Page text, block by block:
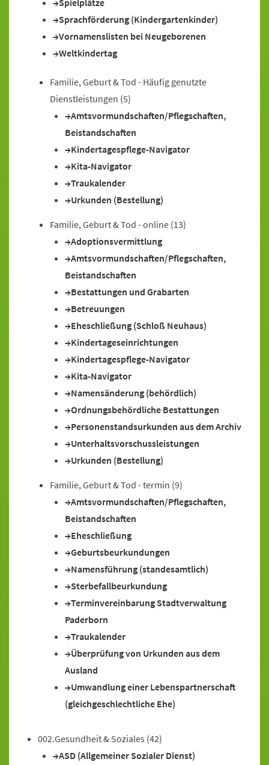
Spielplätze
Sprachförderung (Kindergartenkinder)
Vornamenslisten bei Neugeborenen
Weltkindertag
Familie, Geburt & Tod - Häufig genutzte
Dienstleistungen (5)
Amtsvormundschaften/Pflegschaften,
Beistandschaften
Kindertagespflege-Navigator
Kita-Navigator
Traukalender
Urkunden (Bestellung)
Familie, Geburt & Tod - online (13)
Adoptionsvermittlung
Amtsvormundschaften/Pflegschaften,
Beistandschaften
Bestattungen und Grabarten
Betreuungen
Eheschließung (Schloß Neuhaus)
Kindertageseinrichtungen
Kindertagespflege-Navigator
Kita-Navigator
Namensänderung (behördlich)
Ordnungsbehördliche Bestattungen
Personenstandsurkunden aus dem Archiv
Unterhaltsvorschussleistungen
Urkunden (Bestellung)
Familie, Geburt & Tod - termin (9)
Amtsvormundschaften/Pflegschaften,
Beistandschaften
Eheschließung
Geburtsbeurkundungen
Namensführung (standesamtlich)
Sterbefallbeurkundung
Terminvereinbarung Stadtverwaltung
Paderborn
Traukalender
Überprüfung von Urkunden aus dem
Ausland
Umwandlung einer Lebenspartnerschaft
(gleichgeschlechtliche Ehe)
002.Gesundheit & Soziales (42)
ASD (Allgemeiner Sozialer Dienst)